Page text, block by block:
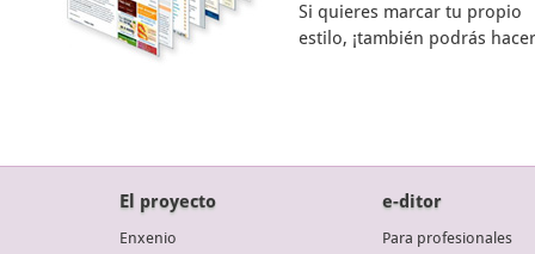
Si quieres marcar tu propio
estilo, ¡también podrás
El proyecto
Enxenio
e-ditor
Para profesionales